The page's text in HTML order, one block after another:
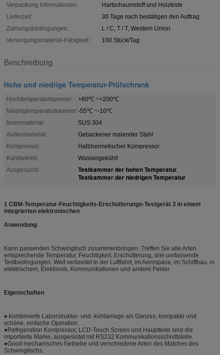
Verpackung Informationen:
Hartschaumstoff und Holzkiste
Lieferzeit:
30 Tage nach bestätigen den Auftrag
Zahlungsbedingungen:
L / C, T / T, Western Union
Versorgungsmaterial-Fähigkeit:
100 Stück/Tag
Beschreibung
Hohe und niedrige Temperatur-Prüfschrank
Hochtemperaturkammer:
+60℃ ~+200℃
Niedrigtemperaturkammer:-55℃ ~-10℃
Innenmaterial:
SUS 304
Außenmaterial:
Gebackener malender Stahl
Kompressor:
Halbhermetischer Kompressor
Kühlbetrieb:
Wassergekühlt
Ausgesucht:
Testkammer der hohen Temperatur,
Testkammer der niedrigen Temperatur
1 CBM-Temperatur-Feuchtigkeits-Erschütterungs-Testgerät 3 in einem
integrierten elektronischen
Anwendung
Kann passenden Schwingtisch zusammenbringen. Treffen Sie alle Arten
entsprechende Temperatur, Feuchtigkeit, Erschütterung, drei umfassende
Testbedingungen. Weit verbreitet in der Luftfahrt, im Aerospace, im Schiffbau, in
elektrischem, Elektronik, Kommunikationen und andere Felder
Eigenschaften
● kombinierte Laborstruktur- und -kühlanlage als Ganzes, kompakte und
schöne, einfache Operation.
●Refrigeration Kompressor, LCD-Touch Screen und Hauptteile sind die
importierte Marke, ausgerüstet mit RS232 Kommunikationsschnittstelle.
●Good mechanisches Getriebe und verschiedene Arten des Matches des
Schwingtischs.